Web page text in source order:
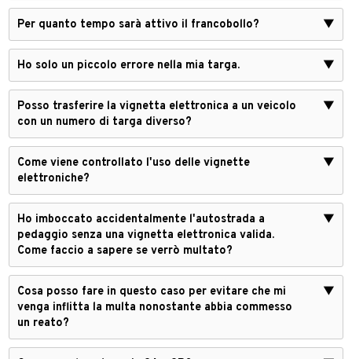
Per quanto tempo sarà attivo il francobollo? ▼
Ho solo un piccolo errore nella mia targa. ▼
Posso trasferire la vignetta elettronica a un veicolo
con un numero di targa diverso?
▼
Come viene controllato l'uso delle vignette
elettroniche?
▼
Ho imboccato accidentalmente l'autostrada a
pedaggio senza una vignetta elettronica valida.
Come faccio a sapere se verrò multato?
▼
Cosa posso fare in questo caso per evitare che mi
venga inflitta la multa nonostante abbia commesso
un reato?
▼